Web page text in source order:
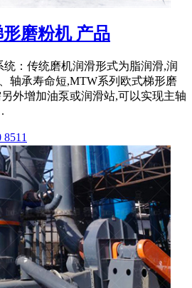
磨粉机 产品
统：传统磨机润滑形式为脂润滑,润
轴承寿命短,MTW系列欧式梯形磨
外增加油泵或润滑站,可以实现主轴